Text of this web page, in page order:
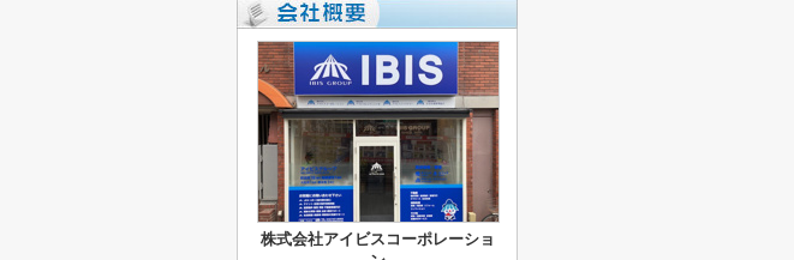
株式会社アイビスコーポレーショ